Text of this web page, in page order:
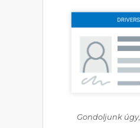
Gondoljunk